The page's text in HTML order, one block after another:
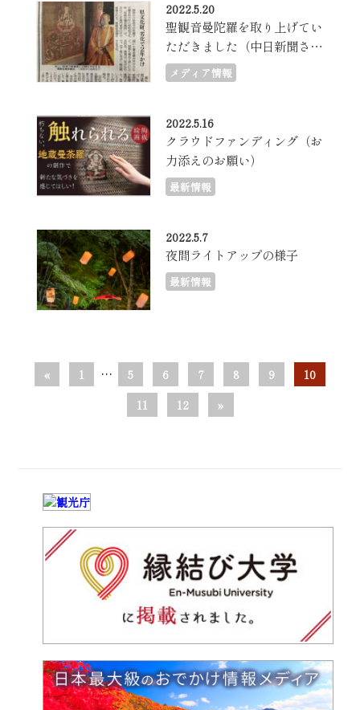
2022.5.20
聖観音曼陀羅を取り上げてい
ただきました（中日新聞さ
ま）
メディア情報
2022.5.16
クラウドファンディング（お
力添えのお願い）
最新情報
2022.5.7
夜間ライトアップの様子
最新情報
« 1 … 5 6 7 8 9
10
11
12 »